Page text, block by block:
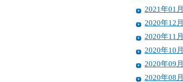
2021年01月
2020年12月
2020年11月
2020年10月
2020年09月
2020年08月